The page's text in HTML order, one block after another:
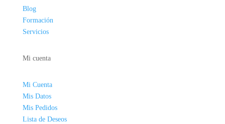
Blog
Formación
Servicios
Mi cuenta
Mi Cuenta
Mis Datos
Mis Pedidos
Lista de Deseos